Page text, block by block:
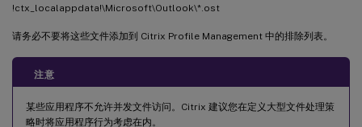
!ctx_localappdata!\Microsoft\Outlook\*.ost
请务必不要将这些文件添加到 Citrix Profile Management 中的排除列表。
注意
某些应用程序不允许并发文件访问。Citrix 建议您在定义大型文件处理策
略时将应用程序行为考虑在内。